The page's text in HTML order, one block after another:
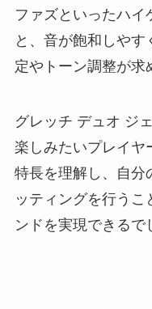
ファズといったハイ
と、音が飽和しや
定やトーン調整が求
グレッチ デュオ ジ
楽しみたいプレイヤ
特長を理解し、自分
ッティングを行うこ
ンドを実現できるで